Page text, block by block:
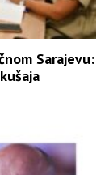
Sarajevu: